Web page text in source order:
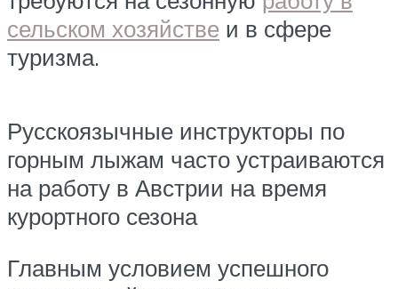
сельском хозяйстве и в сфере
туризма.
Русскоязычные инструкторы по
горным лыжам часто устраиваются
на работу в Австрии на время
курортного сезона
Главным условием успешного